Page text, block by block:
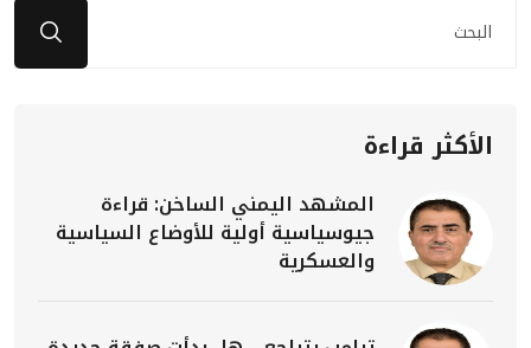
الأكثر قراءة
المشهد اليمني الساخن: قراءة
جيوسياسية أولية للأوضاع السياسية
والعسكرية